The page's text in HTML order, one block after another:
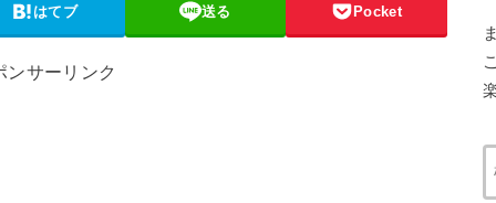
はてブ 送る Pocket
ンサーリンク